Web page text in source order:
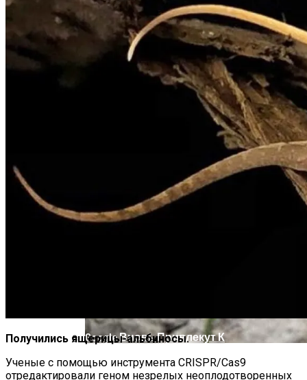
Ученые Назвали Новую Смертельную
Угрозу Для Человечества
Google Вновь Привлекут К
Неудаление Запрещённых Материалов
Получились ящерицы-альбиносы.
Ученые с помощью инструмента CRISPR/Cas9
отредактировали геном незрелых неоплодотворенных